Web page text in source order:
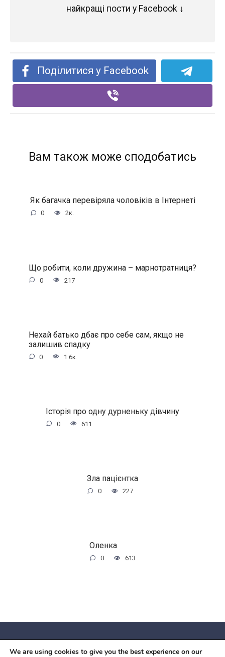
найкращі пости у Facebook ↓
Поділитися у Facebook
Вам також може сподобатись
Як багачка перевіряла чоловіків в Інтернеті
0 2к.
Що робити, коли дружина – марнотратниця?
0 217
Нехай батько дбає про себе сам, якщо не
залишив спадку
0 1.6к.
Історія про одну дурненьку дівчину
0 611
Зла пацієнтка
0 227
Оленка
0 613
© 2026 Червоний камiнь
We are using cookies to give you the best experience on our